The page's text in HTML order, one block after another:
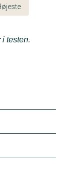
i testen.